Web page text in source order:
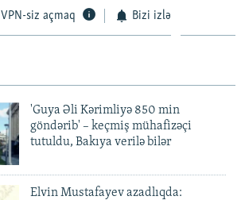
VPN-siz açmaq Bizi izlə
'Guya Əli Kərimliyə 850 min
göndərib' – keçmiş mühafizəçi
tutuldu, Bakıya verilə bilər
Elvin Mustafayev azadlıqda: